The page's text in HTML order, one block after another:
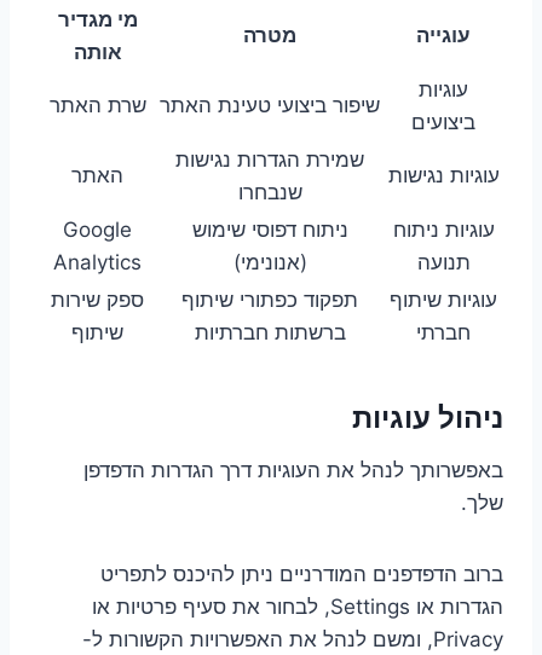
עוגייה מטרה
מי מגדיר
אותה
עוגיות
ביצועים
שיפור ביצועי טעינת האתר שרת האתר
עוגיות נגישות
שמירת הגדרות נגישות
שנבחרו
האתר
עוגיות ניתוח
תנועה
ניתוח דפוסי שימוש
(אנונימי)
Google
Analytics
עוגיות שיתוף
חברתי
תפקוד כפתורי שיתוף
ברשתות חברתיות
ספק שירות
שיתוף
ניהול עוגיות
באפשרותך לנהל את העוגיות דרך הגדרות הדפדפן
שלך.
ברוב הדפדפנים המודרניים ניתן להיכנס לתפריט
הגדרות או Settings, לבחור את סעיף פרטיות או
Privacy, ומשם לנהל את האפשרויות הקשורות ל-